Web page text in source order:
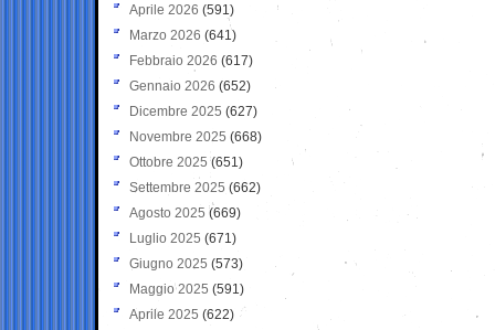
Aprile 2026 (591)
Marzo 2026 (641)
Febbraio 2026 (617)
Gennaio 2026 (652)
Dicembre 2025 (627)
Novembre 2025 (668)
Ottobre 2025 (651)
Settembre 2025 (662)
Agosto 2025 (669)
Luglio 2025 (671)
Giugno 2025 (573)
Maggio 2025 (591)
Aprile 2025 (622)